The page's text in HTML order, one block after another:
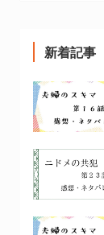
新着記事